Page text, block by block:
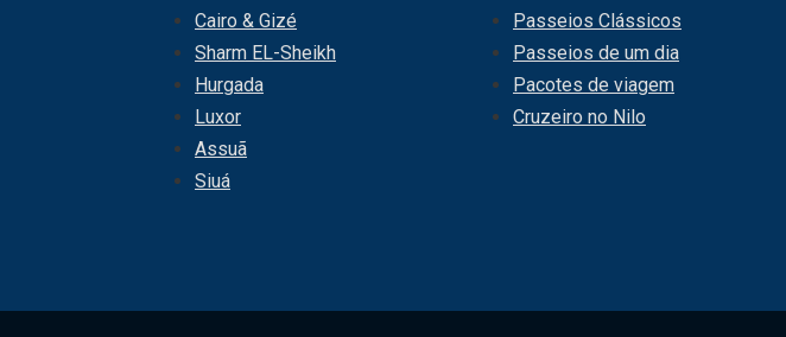
Cairo & Gizé
Sharm EL-Sheikh
Hurgada
Luxor
Assuã
Siuá
Passeios Clássicos
Passeios de um dia
Pacotes de viagem
Cruzeiro no Nilo